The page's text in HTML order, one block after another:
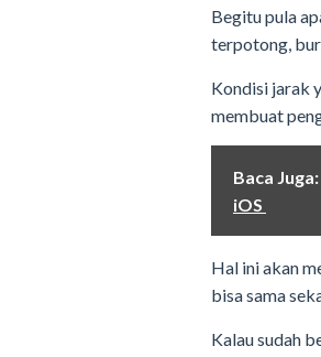
Begitu pula
terpotong,
Kondisi jarak
membuat
Baca Juga:
iOS
Hal ini akan
bisa sama
Kalau sudah